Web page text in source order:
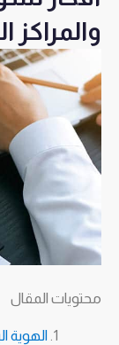
والمراكز
محتويات المقال
الهوية